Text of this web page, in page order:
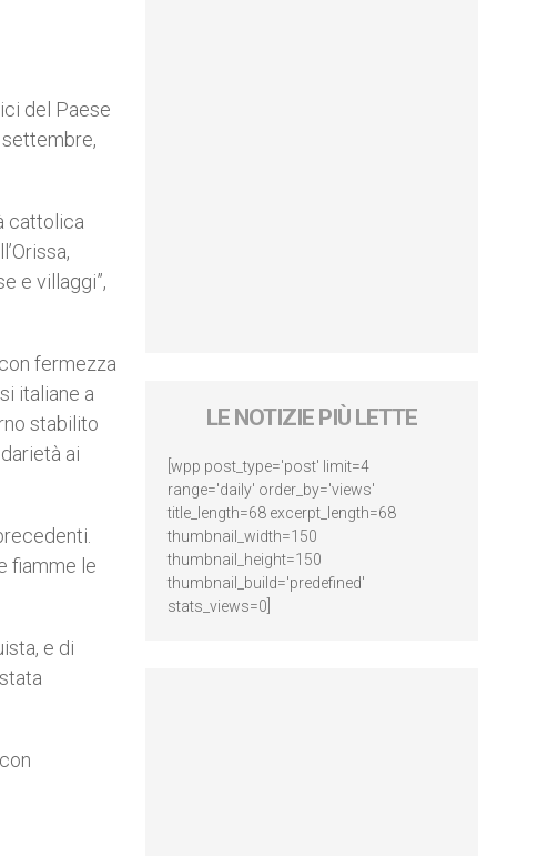
del Paese
cattolica
e villaggi”,
fermezza
italiane a
stabilito
ai
fiamme le
e di
LE NOTIZIE PIÙ LETTE
[wpp post_type='post' limit=4
range='daily' order_by='views'
title_length=68 excerpt_length=68
thumbnail_width=150
thumbnail_height=150
thumbnail_build='predefined'
stats_views=0]